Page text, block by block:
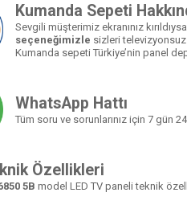
Kumanda Sepeti
Sevgili müşterimiz ekranınız
seçeneğimizle sizleri televizyonsuz
Kumanda sepeti Türkiye’nin panel
WhatsApp Hattı
Tüm soru ve sorunlarınız için 7 gün
Özellikleri
5B model LED TV paneli teknik